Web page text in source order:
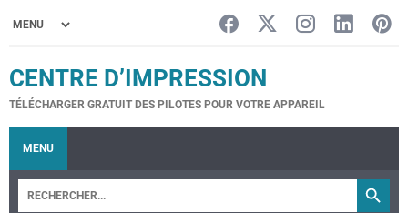
CENTRE D’IMPRESSION
TÉLÉCHARGER GRATUIT DES PILOTES POUR VOTRE APPAREIL
MENU